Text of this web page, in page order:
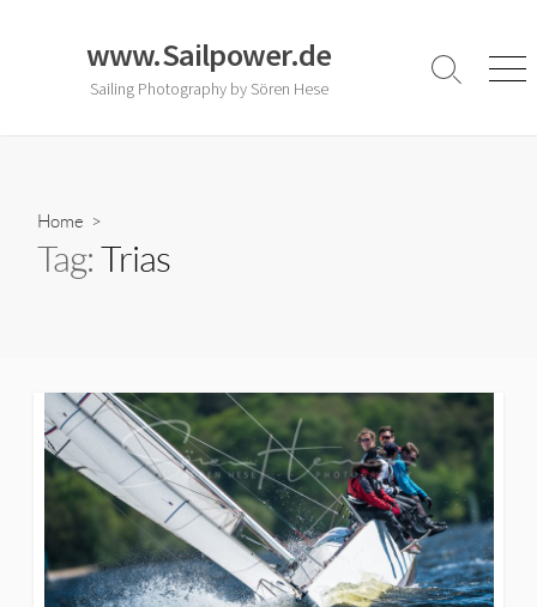
www.Sailpower.de
Sailing Photography by Sören Hese
Search
Home >
Tag:Trias